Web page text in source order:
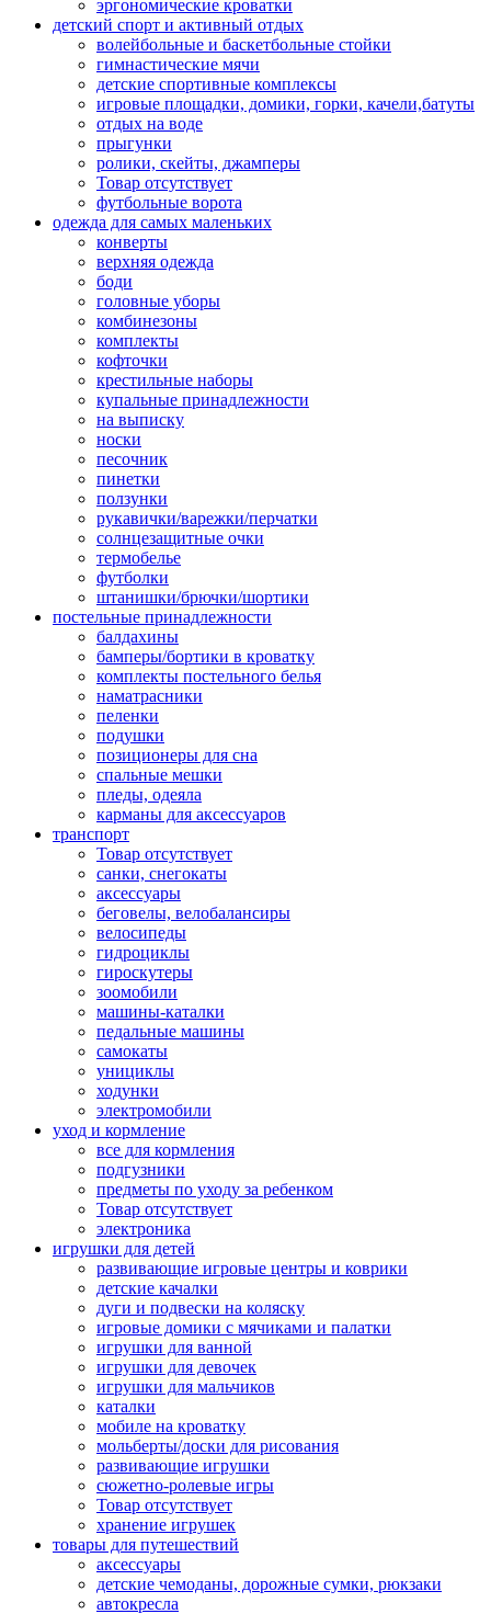
эргономические кроватки
детский спорт и активный отдых
волейбольные и баскетбольные стойки
гимнастические мячи
детские спортивные комплексы
игровые площадки, домики, горки, качели,батуты
отдых на воде
прыгунки
ролики, скейты, джамперы
Товар отсутствует
футбольные ворота
одежда для самых маленьких
конверты
верхняя одежда
боди
головные уборы
комбинезоны
комплекты
кофточки
крестильные наборы
купальные принадлежности
на выписку
носки
песочник
пинетки
ползунки
рукавички/варежки/перчатки
солнцезащитные очки
термобелье
футболки
штанишки/брючки/шортики
постельные принадлежности
балдахины
бамперы/бортики в кроватку
комплекты постельного белья
наматрасники
пеленки
подушки
позиционеры для сна
спальные мешки
пледы, одеяла
карманы для аксеcсуаров
транспорт
Товар отсутствует
санки, снегокаты
аксессуары
беговелы, велобалансиры
велосипеды
гидроциклы
гироскутеры
зоомобили
машины-каталки
педальные машины
самокаты
унициклы
ходунки
электромобили
уход и кормление
все для кормления
подгузники
предметы по уходу за ребенком
Товар отсутствует
электроника
игрушки для детей
развивающие игровые центры и коврики
детские качалки
дуги и подвески на коляску
игровые домики с мячиками и палатки
игрушки для ванной
игрушки для девочек
игрушки для мальчиков
каталки
мобиле на кроватку
мольберты/доски для рисования
развивающие игрушки
сюжетно-ролевые игры
Товар отсутствует
хранение игрушек
товары для путешествий
аксессуары
детские чемоданы, дорожные сумки, рюкзаки
автокресла